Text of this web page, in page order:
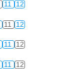
11 12
11 12
11 12
11 12